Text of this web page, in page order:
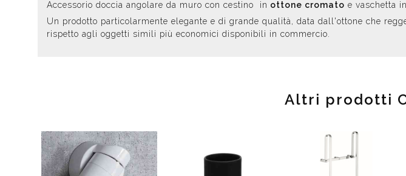
Accessorio doccia angolare da muro con cestino in ottone cromato e vaschetta
Un prodotto particolarmente elegante e di grande qualità, data dall'ottone che
rispetto agli oggetti simili più economici disponibili in commercio.
Altri prodotti